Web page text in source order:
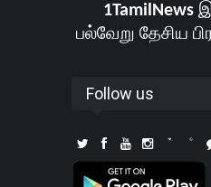
1TamilNews
பல்வேறு தேசிய
Follow us